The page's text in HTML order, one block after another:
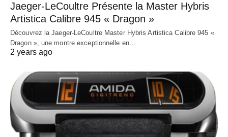
Jaeger-LeCoultre Présente la Master Hybris
Artistica Calibre 945 « Dragon »
Découvrez la Jaeger-LeCoultre Master Hybris Artistica Calibre 945 «
Dragon », une montre exceptionnelle en…
2 years ago